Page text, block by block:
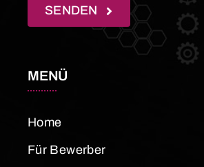
SENDEN
MENÜ
Home
Für Bewerber